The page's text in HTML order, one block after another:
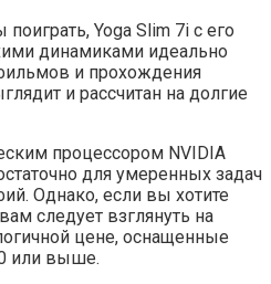
Yoga Slim 7i с его
динамиками идеально
и прохождения
и рассчитан на долгие
процессором NVIDIA
для умеренных задач
Однако, если вы хотите
следует взглянуть на
цене, оснащенные
или выше.